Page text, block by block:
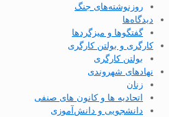
روزنوشته‌های جنگ
دیدگاه‌ها
گفتگوها و میزگردها
کارگری و بولتن کارگری
بولتن کارگری
نهادهای شهروندی
زنان
اتحادیه ها و کانون های صنفی
دانشجویی و دانش‌آموزی